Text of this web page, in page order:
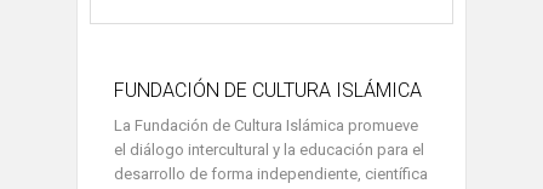
FUNDACIÓN DE CULTURA ISLÁMICA
La Fundación de Cultura Islámica promueve
el diálogo intercultural y la educación para el
desarrollo de forma independiente, científica